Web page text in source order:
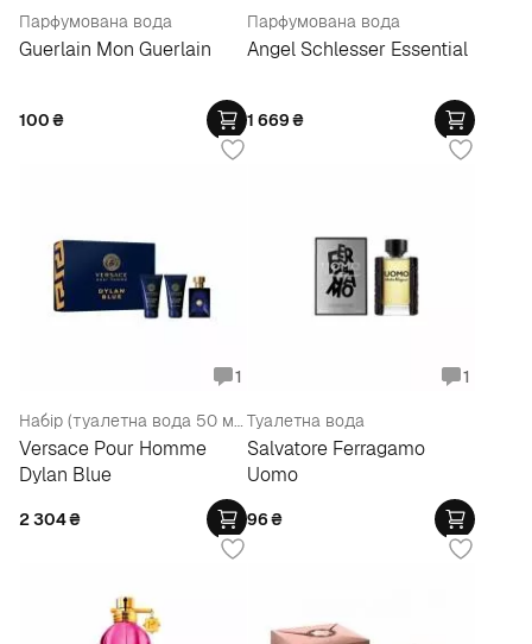
Парфумована вода
Guerlain Mon Guerlain
100₴
Парфумована вода
Angel Schlesser Essential
1 669₴
1
Набір (туалетна вода 50 мл + бальзам після гоління 50 мл + гель для душу 50 мл)
Versace Pour Homme
Dylan Blue
2 304₴
1
Туалетна вода
Salvatore Ferragamo
Uomo
96₴